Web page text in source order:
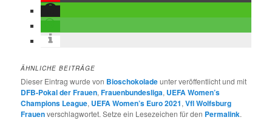
ÄHNLICHE BEITRÄGE
Dieser Eintrag wurde von Bioschokoladeunter veröffentlicht und mit
DFB-Pokal der Frauen,Frauenbundesliga, UEFA Women’s
Champions League, UEFA Women’s Euro 2021,Vfl Wolfsburg
Frauenverschlagwortet. Setze ein Lesezeichen für den Permalink.